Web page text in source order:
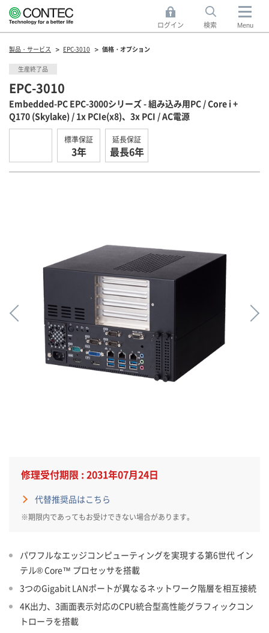
ログイン 検索 Menu
製品・サービス EPC-3010 価格・オプション
EPC-3010
Embedded-PC EPC-3000シリーズ - 組み込み用PC / Core i +
Q170 (Skylake) / 1x PCIe(x8)、3x PCI / AC電源
生産終了品
標準保証
3年
延長保証
最長6年
修理受付期限 : 2031年07月24日
代替推奨品はこちら
※期限内であってもお受けできない場合があります。
パワフルなエッジコンピューティングを実現する第6世代 イン
テル® Core™ プロセッサを搭載
3つのGigabit LANポートが異なるネットワーク階層を相互接続
4K出力、3画面表示対応のCPU統合型高性能グラフィックコン
トローラを搭載